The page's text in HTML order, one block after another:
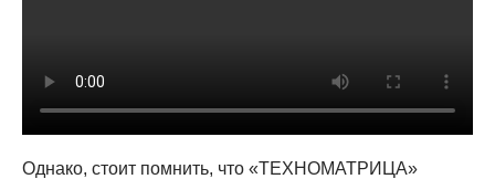
Однако, стоит помнить, что «ТЕХНОМАТРИЦА»